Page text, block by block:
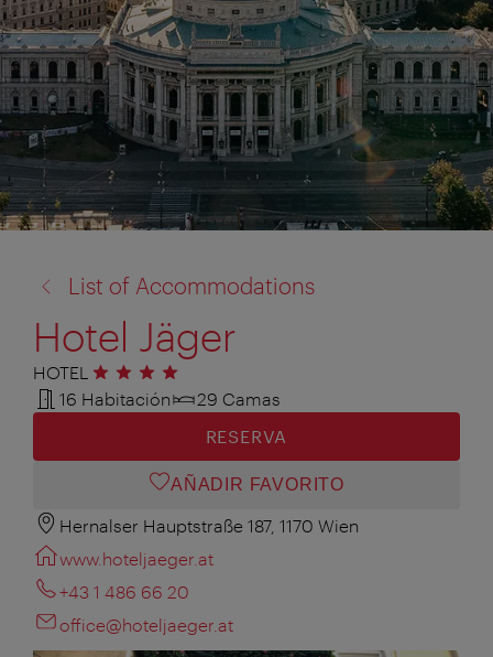
a:
List of Accommodations
Hotel Jäger
HOTEL 4 estrellas
16 Habitación
29 Camas
RESERVA
AÑADIR FAVORITO
Hernalser Hauptstraße 187, 1170 Wien
www.hoteljaeger.at
+43 1 486 66 20
office@hoteljaeger.at